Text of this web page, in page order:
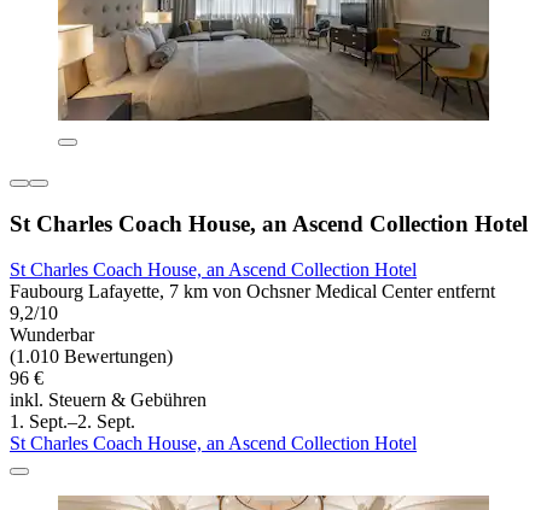
St Charles Coach House, an Ascend Collection Hotel
St Charles Coach House, an Ascend Collection Hotel
Faubourg Lafayette, 7 km von Ochsner Medical Center entfernt
9,2/10
Wunderbar
(1.010 Bewertungen)
96 €
inkl. Steuern & Gebühren
1. Sept.–2. Sept.
St Charles Coach House, an Ascend Collection Hotel